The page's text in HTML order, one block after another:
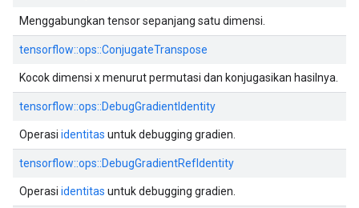
Menggabungkan tensor sepanjang satu dimensi.
tensorflow::ops::ConjugateTranspose
Kocok dimensi x menurut permutasi dan konjugasikan hasilnya.
tensorflow::ops::DebugGradientIdentity
Operasi identitas untuk debugging gradien.
tensorflow::ops::DebugGradientRefIdentity
Operasi identitas untuk debugging gradien.